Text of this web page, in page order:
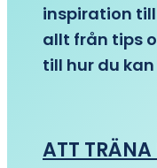
inspiration
allt från tips
till hur du
ATT